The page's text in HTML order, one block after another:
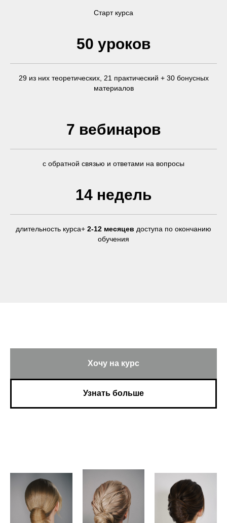
Старт курса
50 уроков
29 из них теоретических, 21 практический + 30 бонусных
материалов
7 вебинаров
с обратной связью и ответами на вопросы
14 недель
длительность курса+ 2-12 месяцев доступа по окончанию
обучения
Хочу на курс
Узнать больше